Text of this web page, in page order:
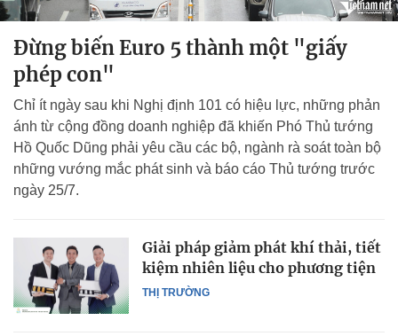
Đừng biến Euro 5 thành một "giấy
phép con"
Chỉ ít ngày sau khi Nghị định 101 có hiệu lực, những phản
ánh từ cộng đồng doanh nghiệp đã khiến Phó Thủ tướng
Hồ Quốc Dũng phải yêu cầu các bộ, ngành rà soát toàn bộ
những vướng mắc phát sinh và báo cáo Thủ tướng trước
ngày 25/7.
THỊ TRƯỜNG
Giải pháp giảm phát khí thải, tiết
kiệm nhiên liệu cho phương tiện